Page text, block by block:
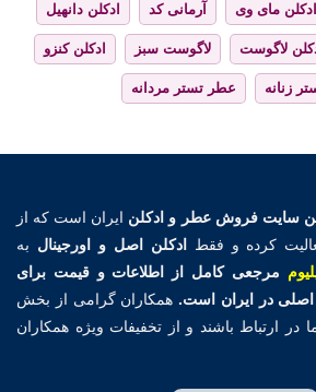
ادکلن مای وی آرمانی کد ادکلن دانهیل
لاگوست لاگوست سبز ادکلن کنزو
زنانه عطر تستر مردانه
سایت فروش عطر و ادکلن ایران است که از
کرده و فقط ادکلن اصل و اورجینال به
مرجعی کامل از اطلاعات و قیمت برای
اصلی در ایران است. همکاران گرامی از بخش
در ارتباط باشند و از تخفیفات ویژه همکاران